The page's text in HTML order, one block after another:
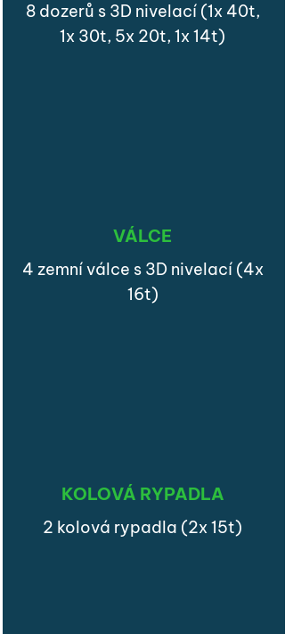
8 dozerů s 3D nivelací (1x 40t,
1x 30t, 5x 20t, 1x 14t)
VÁLCE
4 zemní válce s 3D nivelací (4x
16t)
KOLOVÁ RYPADLA
2 kolová rypadla (2x 15t)